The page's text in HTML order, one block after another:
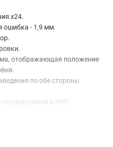
х24.
ошибка - 1,9 мм.
отображающая положение
по обе стороны
в 360°.
IP54.